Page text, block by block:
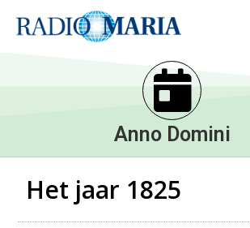
Anno Domini
Het jaar 1825